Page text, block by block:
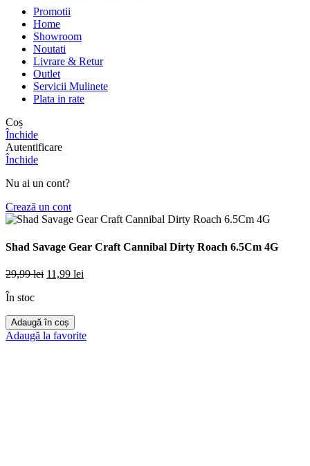
Promotii
Home
Showroom
Noutati
Livrare & Retur
Outlet
Servicii Mulinete
Plata in rate
Coș
Închide
Autentificare
Închide
Nu ai un cont?
Crează un cont
Shad Savage Gear Craft Cannibal Dirty Roach 6.5Cm 4G
29,99lei Prețul
29,99 lei.
11,99 lei
În stoc
Cantitate
Shad
Savage
Adaugă în coș
Adaugă la favorite